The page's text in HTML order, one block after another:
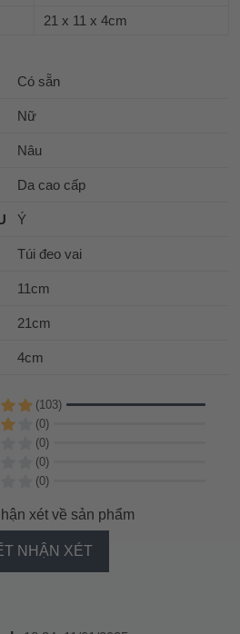
21 x 11 x 4cm
Có sẵn
Nữ
Nâu
Da cao cấp
Ý
Túi đeo vai
11cm
21cm
4cm
(103)
(0)
(0)
(0)
(0)
xét về sản phẩm
NHẬN XÉT